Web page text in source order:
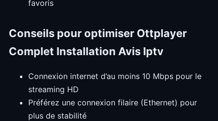
favoris
Conseils pour optimiser Ottplayer
Complet Installation Avis Iptv
Connexion internet d’au moins 10 Mbps pour le
streaming HD
Préférez une connexion filaire (Ethernet) pour
plus de stabilité